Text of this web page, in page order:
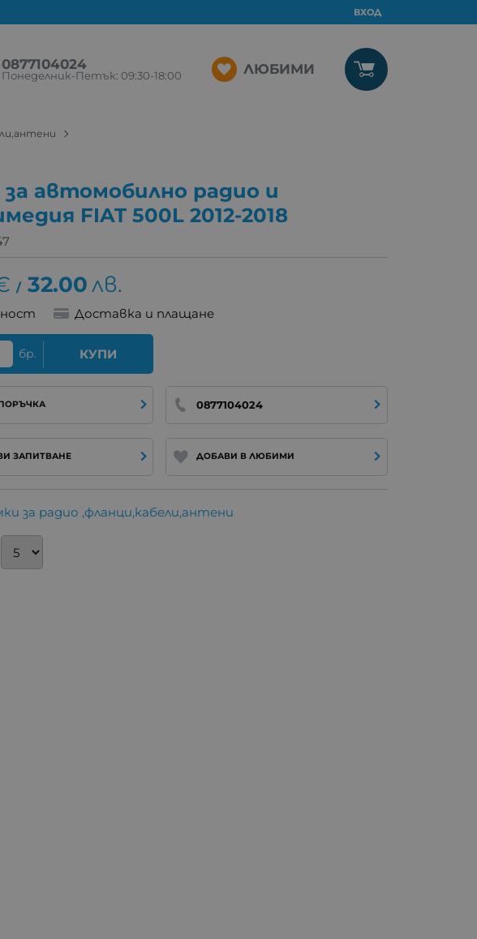
ВХОД
0877104024
Понеделник-Петък: 09:30-18:00 ЛЮБИМИ
за автомобилно радио и
FIAT 500L 2012-2018
/ 32.00лв.
Доставка и плащане
бр. КУПИ
0877104024
ЗАПИТВАНЕ ДОБАВИ В ЛЮБИМИ
за радио ,фланци,кабели,антени